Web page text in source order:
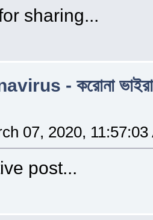
sharing...
- করোনা
07, 2020, 11:57:03
post...